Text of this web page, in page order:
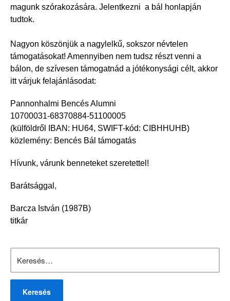
magunk szórakozására. Jelentkezni a bál honlapján
tudtok.
Nagyon köszönjük a nagylelkű, sokszor névtelen
támogatásokat! Amennyiben nem tudsz részt venni a
bálon, de szívesen támogatnád a jótékonysági célt, akkor
itt várjuk felajánlásodat:
Pannonhalmi Bencés Alumni
10700031-68370884-51100005
(külföldről IBAN: HU64, SWIFT-kód: CIBHHUHB)
közlemény: Bencés Bál támogatás
Hívunk, várunk benneteket szeretettel!
Barátsággal,
Barcza István (1987B)
titkár